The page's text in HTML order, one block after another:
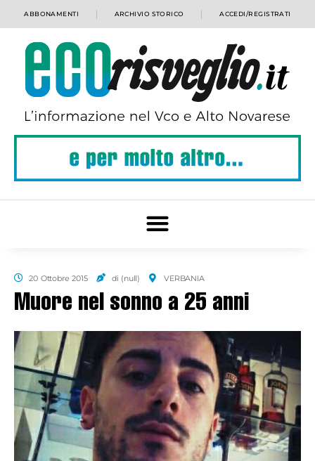
ABBONAMENTI ARCHIVIO STORICO ACCEDI/REGISTRATI
20 Ottobre 2015 di (null) VERBANIA
Muore nel sonno a 25 anni